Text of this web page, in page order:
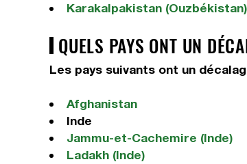
Karakalpakistan (Ouzbékistan)
QUELS PAYS ONT UN
Les pays suivants ont un
Afghanistan
Inde
Jammu-et-Cachemire (Inde)
Ladakh (Inde)